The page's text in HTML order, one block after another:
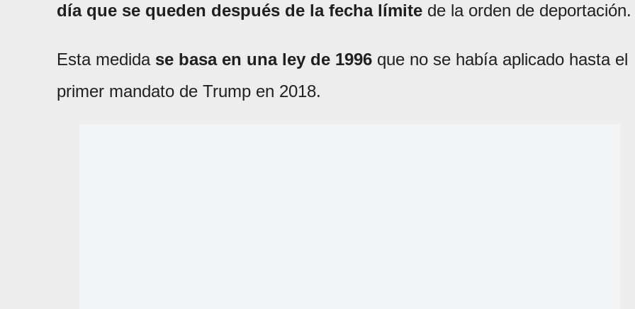
día que se queden después de la fecha límite de la orden de deportación.
Esta medida se basa en una ley de 1996 que no se había aplicado hasta el
primer mandato de Trump en 2018.